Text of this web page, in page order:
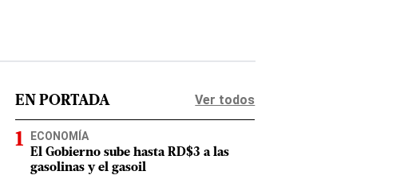
EN PORTADA Ver todos
ECONOMÍA
El Gobierno sube hasta RD$3 a las
gasolinas y el gasoil